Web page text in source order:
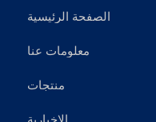
الصفحة الرئيسية
معلومات عنا
منتجات
الإخبارية